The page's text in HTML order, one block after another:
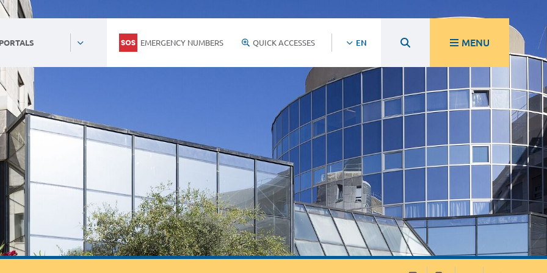
EMERGENCY NUMBERS QUICK ACCESSES EN MENU